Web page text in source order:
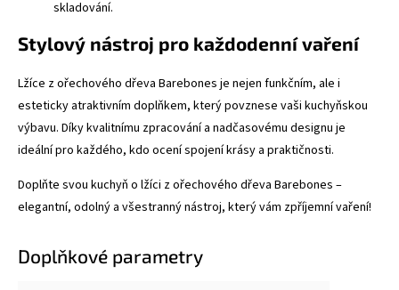
skladování.
Stylový nástroj pro každodenní vaření
Lžíce z ořechového dřeva Barebones je nejen funkčním, ale i
esteticky atraktivním doplňkem, který povznese vaši kuchyňskou
výbavu. Díky kvalitnímu zpracování a nadčasovému designu je
ideální pro každého, kdo ocení spojení krásy a praktičnosti.
Doplňte svou kuchyň o lžíci z ořechového dřeva Barebones –
elegantní, odolný a všestranný nástroj, který vám zpříjemní vaření!
Doplňkové parametry